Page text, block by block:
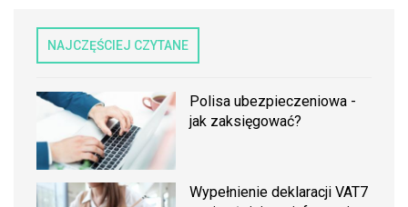
NAJCZĘŚCIEJ CZYTANE
Polisa ubezpieczeniowa -
jak zaksięgować?
Wypełnienie deklaracji VAT7